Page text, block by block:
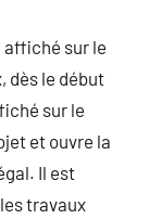
affiché sur le
dès le début
sur le
et ouvre la
Il est
travaux